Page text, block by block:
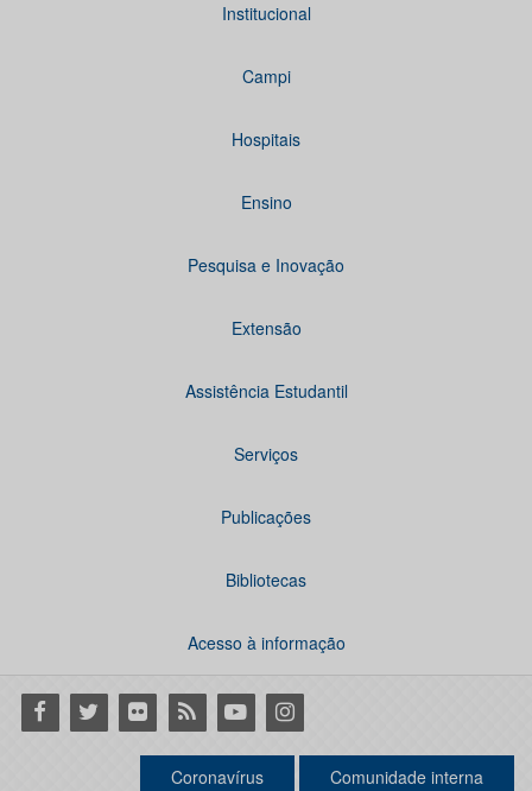
Institucional
Campi
Hospitais
Ensino
Pesquisa e Inovação
Extensão
Assistência Estudantil
Serviços
Publicações
Bibliotecas
Acesso à informação
Facebook
Twitter Flickr RSS YoutubeInstagram
Coronavírus Comunidade interna